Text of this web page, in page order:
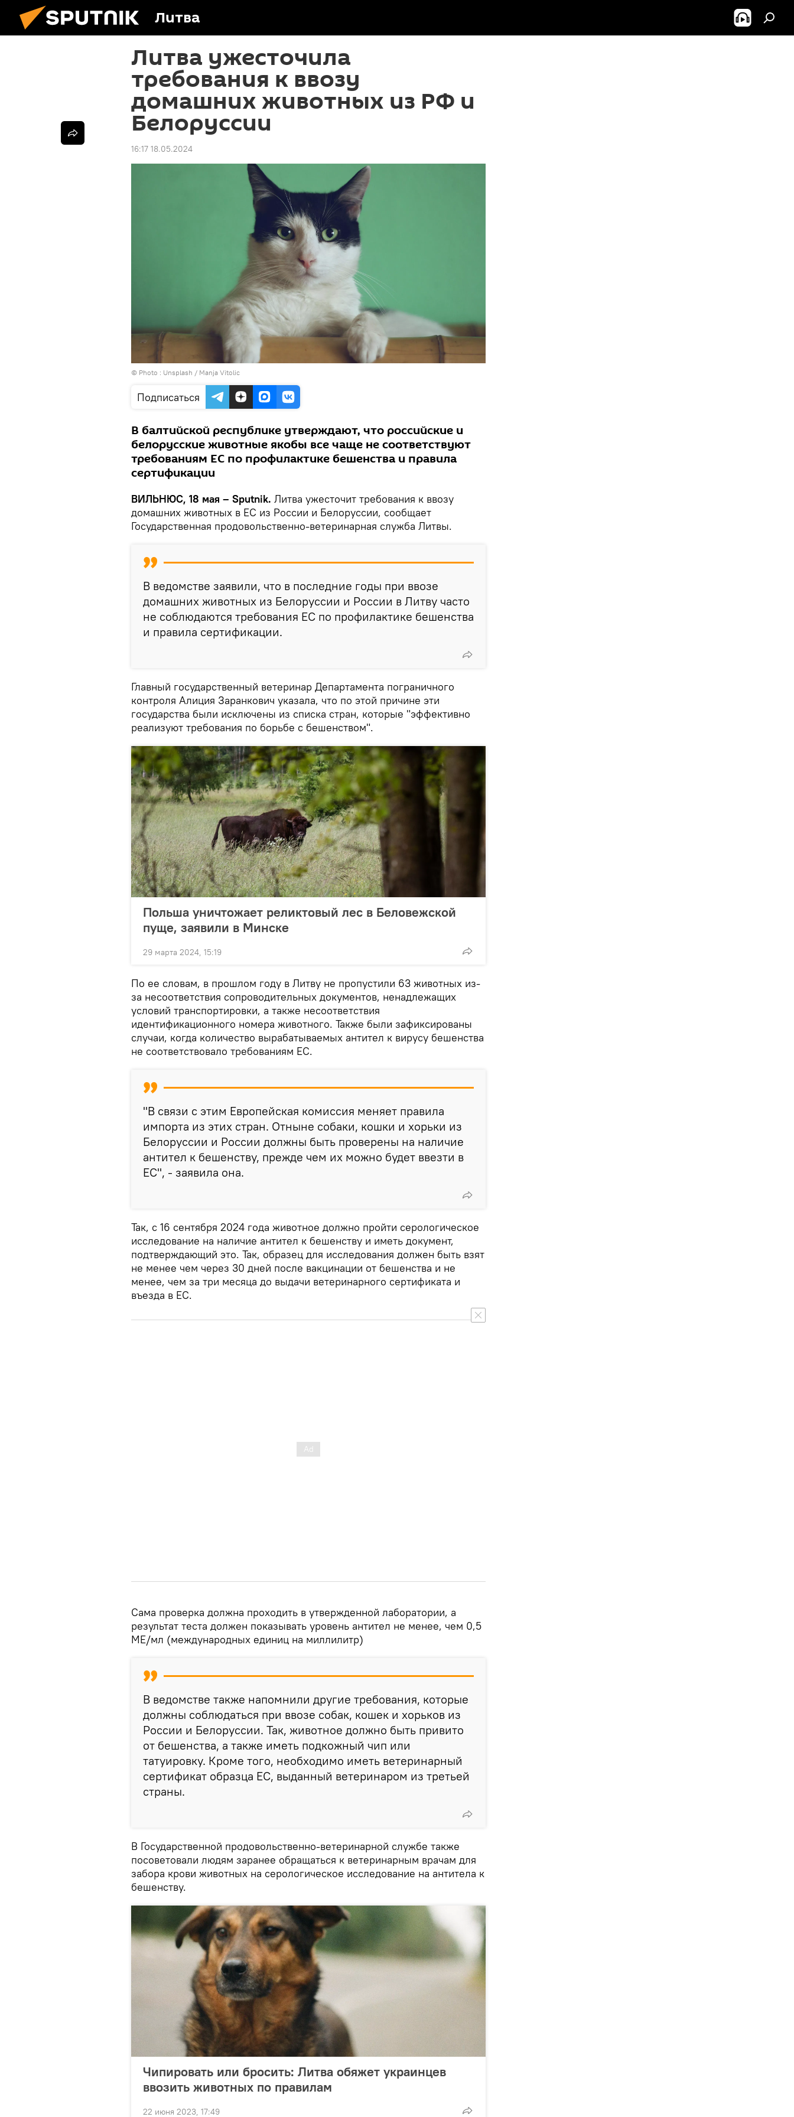
Литва
Литва ужесточила
требования к ввозу
домашних животных из РФ и
Белоруссии
16:17 18.05.2024
© Photo : Unsplash / Manja Vitolic
Подписаться
В балтийской республике утверждают, что российские и
белорусские животные якобы все чаще не соответствуют
требованиям ЕС по профилактике бешенства и правила
сертификации
ВИЛЬНЮС, 18 мая – Sputnik. Литва ужесточит требования к ввозу
домашних животных в ЕС из России и Белоруссии, сообщает
Государственная продовольственно-ветеринарная служба Литвы.
В ведомстве заявили, что в последние годы при ввозе
домашних животных из Белоруссии и России в Литву часто
не соблюдаются требования ЕС по профилактике бешенства
и правила сертификации.
Главный государственный ветеринар Департамента пограничного
контроля Алиция Заранкович указала, что по этой причине эти
государства были исключены из списка стран, которые "эффективно
реализуют требования по борьбе с бешенством".
Польша уничтожает реликтовый лес в Беловежской
пуще, заявили в Минске
29 марта 2024, 15:19
По ее словам, в прошлом году в Литву не пропустили 63 животных из-
за несоответствия сопроводительных документов, ненадлежащих
условий транспортировки, а также несоответствия
идентификационного номера животного. Также были зафиксированы
случаи, когда количество вырабатываемых антител к вирусу бешенства
не соответствовало требованиям ЕС.
"В связи с этим Европейская комиссия меняет правила
импорта из этих стран. Отныне собаки, кошки и хорьки из
Белоруссии и России должны быть проверены на наличие
антител к бешенству, прежде чем их можно будет ввезти в
ЕС", - заявила она.
Так, с 16 сентября 2024 года животное должно пройти серологическое
исследование на наличие антител к бешенству и иметь документ,
подтверждающий это. Так, образец для исследования должен быть взят
не менее чем через 30 дней после вакцинации от бешенства и не
менее, чем за три месяца до выдачи ветеринарного сертификата и
въезда в ЕС.
Сама проверка должна проходить в утвержденной лаборатории, а
результат теста должен показывать уровень антител не менее, чем 0,5
МЕ/мл (международных единиц на миллилитр)
В ведомстве также напомнили другие требования, которые
должны соблюдаться при ввозе собак, кошек и хорьков из
России и Белоруссии. Так, животное должно быть привито
от бешенства, а также иметь подкожный чип или
татуировку. Кроме того, необходимо иметь ветеринарный
сертификат образца ЕС, выданный ветеринаром из третьей
страны.
В Государственной продовольственно-ветеринарной службе также
посоветовали людям заранее обращаться к ветеринарным врачам для
забора крови животных на серологическое исследование на антитела к
бешенству.
Чипировать или бросить: Литва обяжет украинцев
ввозить животных по правилам
22 июня 2023, 17:49